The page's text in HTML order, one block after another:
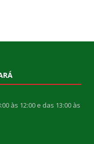
às 12:00 e das 13:00 às